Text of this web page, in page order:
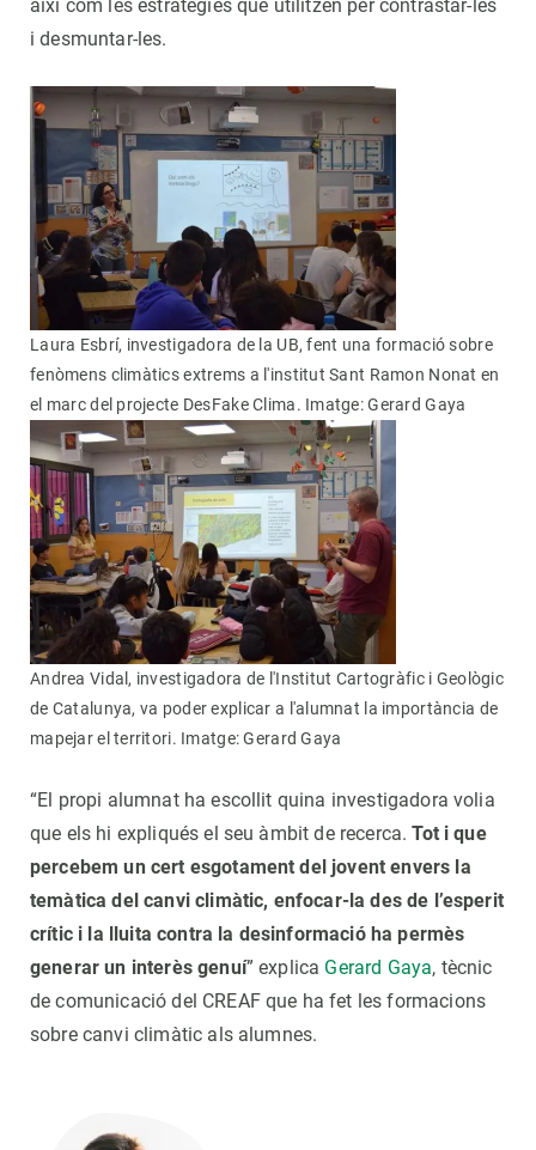
així com les estratègies que utilitzen per contrastar-les
i desmuntar-les.
Laura Esbrí, investigadora de la UB, fent una formació sobre
fenòmens climàtics extrems a l'institut Sant Ramon Nonat en
el marc del projecte DesFake Clima. Imatge: Gerard Gaya
Andrea Vidal, investigadora de l'Institut Cartogràfic i Geològic
de Catalunya, va poder explicar a l'alumnat la importància de
mapejar el territori. Imatge: Gerard Gaya
“El propi alumnat ha escollit quina investigadora volia
que els hi expliqués el seu àmbit de recerca.Tot i que
percebem un cert esgotament del jovent envers la
temàtica del canvi climàtic, enfocar-la des de l’esperit
crític i la lluita contra la desinformació ha permès
generar un interès genuí” explica Gerard Gaya, tècnic
de comunicació del CREAF que ha fet les formacions
sobre canvi climàtic als alumnes.